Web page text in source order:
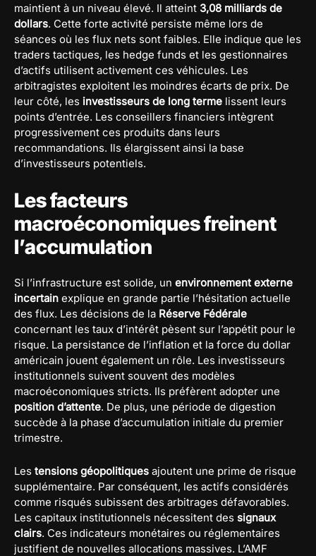
maintient à un niveau élevé. Il atteint 3,08 milliards de
dollars. Cette forte activité persiste même lors de
séances où les flux nets sont faibles. Elle indique que les
traders tactiques, les hedge funds et les gestionnaires
d’actifs utilisent activement ces véhicules. Les
arbitragistes exploitent les moindres écarts de prix. De
leur côté, les investisseurs de long terme lissent leurs
points d’entrée. Les conseillers financiers intègrent
progressivement ces produits dans leurs
recommandations. Ils élargissent ainsi la base
d’investisseurs potentiels.
Les facteurs
macroéconomiques freinent
l’accumulation
Si l’infrastructure est solide, un environnement externe
incertain explique en grande partie l’hésitation actuelle
des flux. Les décisions de la Réserve Fédérale
concernant les taux d’intérêt pèsent sur l’appétit pour le
risque. La persistance de l’inflation et la force du dollar
américain jouent également un rôle. Les investisseurs
institutionnels suivent souvent des modèles
macroéconomiques stricts. Ils préfèrent adopter une
position d’attente. De plus, une période de digestion
succède à la phase d’accumulation initiale du premier
trimestre.
Les tensions géopolitiques ajoutent une prime de risque
supplémentaire. Par conséquent, les actifs considérés
comme risqués subissent des arbitrages défavorables.
Les capitaux institutionnels nécessitent des signaux
clairs. Ces indicateurs monétaires ou réglementaires
justifient de nouvelles allocations massives. L’AMF